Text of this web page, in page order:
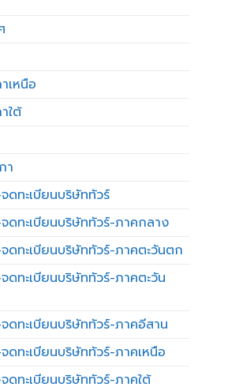
เหนือ
ใต้
า
ดทะเบียนบริษัททัวร์
ดทะเบียนบริษัททัวร์-ภาคกลาง
ดทะเบียนบริษัททัวร์-ภาคตะวันตก
ดทะเบียนบริษัททัวร์-ภาคตะวัน
ดทะเบียนบริษัททัวร์-ภาคอีสาน
ดทะเบียนบริษัททัวร์-ภาคเหนือ
ดทะเบียนบริษัททัวร์-ภาคใต้